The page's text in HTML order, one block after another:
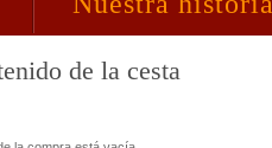
de la cesta